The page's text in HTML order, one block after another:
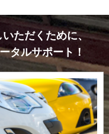
ただくために、
タルサポート！